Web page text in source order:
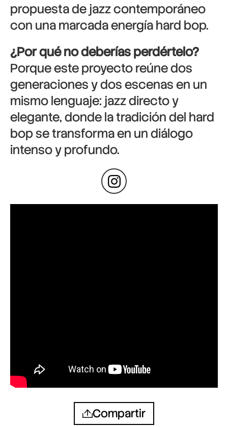
propuesta de jazz contemporáneo
con una marcada energía hard bop.
¿Por qué no deberías perdértelo?
Porque este proyecto reúne dos
generaciones y dos escenas en un
mismo lenguaje: jazz directo y
elegante, donde la tradición del hard
bop se transforma en un diálogo
intenso y profundo.
Compartir